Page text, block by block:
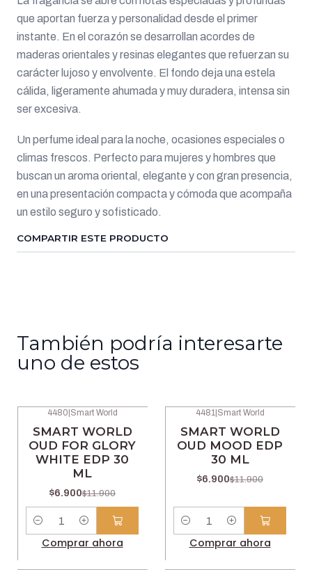
que aportan fuerza y personalidad desde el primer
instante. En el corazón se desarrollan acordes de
maderas orientales y resinas elegantes que refuerzan su
carácter lujoso y envolvente. El fondo deja una estela
cálida, ligeramente ahumada y muy duradera, intensa sin
ser excesiva.
Un perfume ideal para la noche, ocasiones especiales o
climas frescos. Perfecto para mujeres y hombres que
buscan un aroma oriental, elegante y con gran presencia,
en una presentación compacta y cómoda que acompaña
un estilo seguro y sofisticado.
COMPARTIR ESTE PRODUCTO
También podría interesarte
uno de estos
4480 Smart World
SMART WORLD
OUD FOR GLORY
WHITE EDP 30
ML
$6.900$11.900
Comprar ahora
4481| Smart World
SMART WORLD
OUD MOOD EDP
30 ML
$6.900$11.900
Comprar ahora